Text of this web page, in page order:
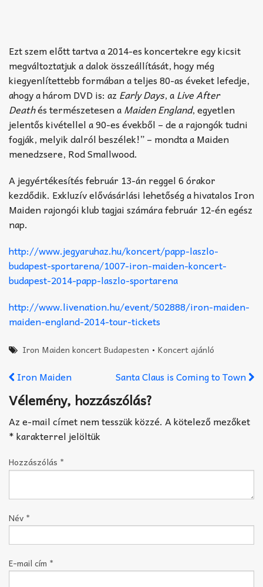
Ezt szem előtt tartva a 2014-es koncertekre egy kicsit
megváltoztatjuk a dalok összeállítását, hogy még
kiegyenlítettebb formában a teljes 80-as éveket lefedje,
ahogy a három DVD is: az Early Days, aLive After
Deathés természetesen aMaiden England, egyetlen
jelentős kivétellel a 90-es évekből – de a rajongók tudni
fogják, melyik dalról beszélek!” – mondta a Maiden
menedzsere, Rod Smallwood.
A jegyértékesítés február 13-án reggel 6 órakor
kezdődik. Exkluzív elővásárlási lehetőség a hivatalos Iron
Maiden rajongói klub tagjai számára február 12-én egész
nap.
http://www.jegyaruhaz.hu/koncert/papp-laszlo-
budapest-sportarena/1007-iron-maiden-koncert-
budapest-2014-papp-laszlo-sportarena
http://www.livenation.hu/event/502888/iron-maiden-
maiden-england-2014-tour-tickets
Iron Maiden koncert Budapesten •Koncert ajánló
Iron Maiden Santa Claus is Coming to Town
Vélemény, hozzászólás?
Az e-mail címet nem tesszük közzé. A kötelező mezőket
*karakterrel jelöltük
Hozzászólás *
Név *
E-mail cím *